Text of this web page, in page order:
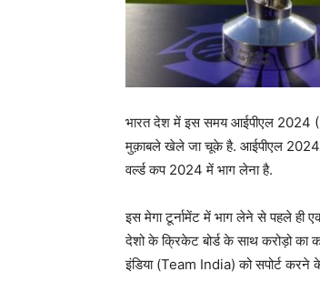
भारत देश में इस समय आईपीएल
मुक़ाबले खेले जा चूके है. आईपीएल 2024
वर्ल्ड कप 2024 में भाग लेना है.
इस मेगा टूर्नामेंट में भाग लेने से पहले
देशो के क्रिकेट बोर्ड के साथ करोड़ो का
इंडिया (Team India) को सपोर्ट करने